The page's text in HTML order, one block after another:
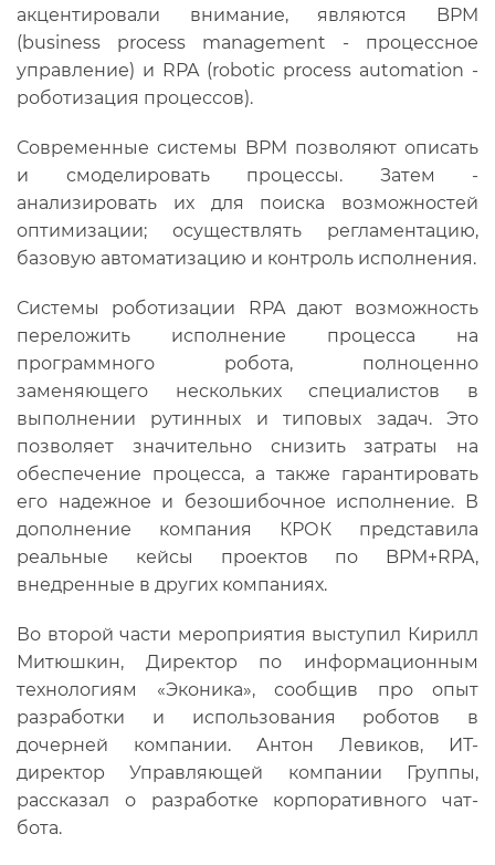
акцентировали внимание, являются BPM
(business process management - процессное
управление) и RPA (robotic process automation -
роботизация процессов).
Современные системы BPM позволяют описать
и смоделировать процессы. Затем -
анализировать их для поиска возможностей
оптимизации; осуществлять регламентацию,
базовую автоматизацию и контроль исполнения.
Системы роботизации RPA дают возможность
переложить исполнение процесса на
программного робота, полноценно
заменяющего нескольких специалистов в
выполнении рутинных и типовых задач. Это
позволяет значительно снизить затраты на
обеспечение процесса, а также гарантировать
его надежное и безошибочное исполнение. В
дополнение компания КРОК представила
реальные кейсы проектов по BPM+RPA,
внедренные в других компаниях.
Во второй части мероприятия выступил Кирилл
Митюшкин, Директор по информационным
технологиям «Эконика», сообщив про опыт
разработки и использования роботов в
дочерней компании. Антон Левиков, ИТ-
директор Управляющей компании Группы,
рассказал о разработке корпоративного чат-
бота.